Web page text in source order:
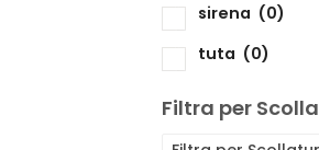
sirena (0)
tuta (0)
Filtra per